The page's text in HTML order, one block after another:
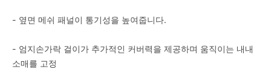
- 옆면 메쉬 패널이 통기성을 높여줍니다.
- 엄지손가락 걸이가 추가적인 커버력을 제공하며 움직이는 내내
소매를 고정